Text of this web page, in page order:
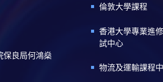
保良局何鴻燊
倫敦大學課程
香港大學專業進
試中心
物流及運輸課程